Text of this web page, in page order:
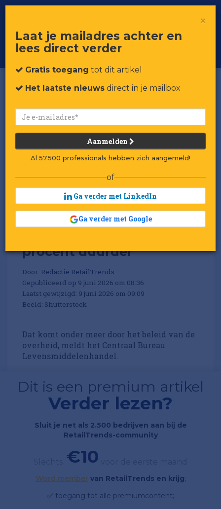
Voor professionals in retail & brands
Toggle
Brandbrief:
procent duurder'
Door: Redactie RetailTrends
Gepubliceerd op 9 juni 2026 om 08:36
Laatst gewijzigd: 9 juni 2026 om 09:09
Beeld: Shutterstock
Dat komt onder meer door het beleid van de
overheid, meldt het Centraal Bureau
Levensmiddelenhandel.
Dit is een premium artikel
Verder lezen?
Sluit je net als 2.500 bedrijven aan bij de
RetailTrends-community
€10
Word member van RetailTrends en krijg;
✅ toegang tot alle premiumcontent;
×
Laat je mailadres achter en
lees direct verder
Gratis toegang tot dit artikel
Het laatste nieuws direct in je mailbox
Aanmelden
Al 57.500 professionals hebben zich aangemeld!
of
Ga verder met LinkedIn
Ga verder met Google